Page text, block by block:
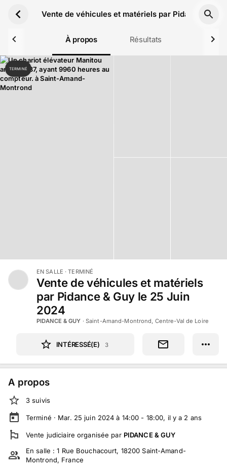
Vente de véhicules et matériels par Pidance &
À propos Résultats
TERMINÉ
EN SALLE · TERMINÉ
Vente de véhicules et matériels
par Pidance & Guy le 25 Juin
2024
PIDANCE & GUY · Saint-Amand-Montrond, Centre-Val de Loire
INTÉRESSÉ(E) 3
A propos
3 suivis
Terminé · Mar. 25 juin 2024 à 14:00 - 18:00, il y a 2 ans
Vente judiciaire organisée par PIDANCE & GUY
En salle :1 Rue Bouchacourt, 18200 Saint-Amand-
Montrond, France